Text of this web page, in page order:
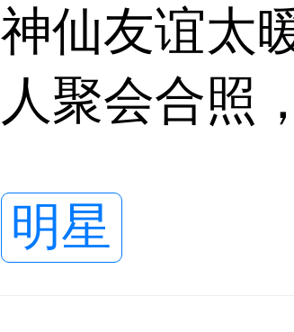
神仙友谊太
人聚会合照
明星